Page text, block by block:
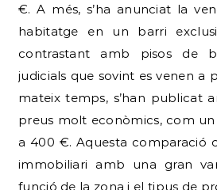
€. A més, s’ha anunciat la
habitatge en un barri
contrastant amb pisos de
judicials que sovint es venen a
mateix temps, s’han publicat
preus molt econòmics, com
a 400 €. Aquesta comparació
immobiliari amb una gran
funció de la zona i el tipus de